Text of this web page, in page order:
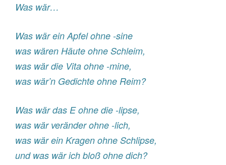
Was wär…
Was wär ein Apfel ohne -sine
was wären Häute ohne Schleim,
was wär die Vita ohne -mine,
was wär’n Gedichte ohne Reim?
Was wär das E ohne die -lipse,
was wär veränder ohne -lich,
was wär ein Kragen ohne Schlipse,
und was wär ich bloß ohne dich?